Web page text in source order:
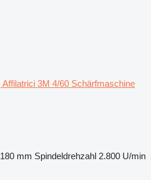
Affilatrici 3M 4/60 Schärfmaschine
180 mm Spindeldrehzahl 2.800 U/min